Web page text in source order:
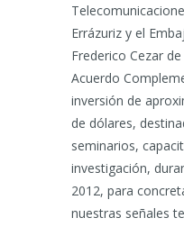
Errázuriz y el
Frederico Cezar
Acuerdo
inversión de
de dólares,
seminarios,
investigación,
2012, para
nuestras señales